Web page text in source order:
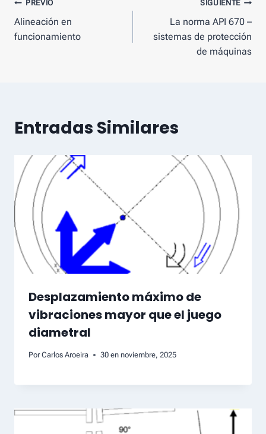
Mensaje
de
PREVIO
Alineación en
funcionamiento
SIGUIENTE
La norma API 670 –
sistemas de protección
de máquinas
Entradas Similares
Desplazamiento máximo de
vibraciones mayor que el juego
diametral
Por Carlos Aroeira 30 en noviembre, 2025